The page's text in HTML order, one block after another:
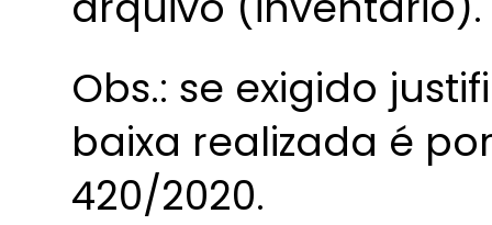
Obs.: se exigido
baixa realizada é
420/2020.